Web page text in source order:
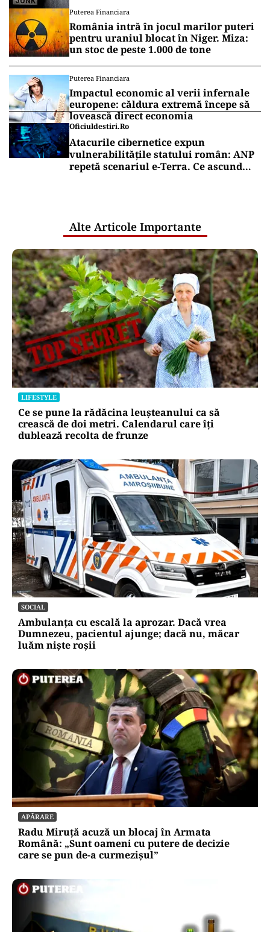
Puterea Financiara
România intră în jocul marilor puteri
pentru uraniul blocat în Niger. Miza:
un stoc de peste 1.000 de tone
Puterea Financiara
Impactul economic al verii infernale
europene: căldura extremă începe să
lovească direct economia
Oficiuldestiri.ro
Atacurile cibernetice expun
vulnerabilitățile statului român: ANP
repetă scenariul e‑Terra. Ce ascund
Alte Articole Importante
LIFESTYLE
Ce se pune la rădăcina leușteanului ca să
crească de doi metri. Calendarul care îți
dublează recolta de frunze
SOCIAL
Ambulanța cu escală la aprozar. Dacă vrea
Dumnezeu, pacientul ajunge; dacă nu, măcar
luăm niște roșii
APĂRARE
Radu Miruță acuză un blocaj în Armata
Română: „Sunt oameni cu putere de decizie
care se pun de-a curmezișul”